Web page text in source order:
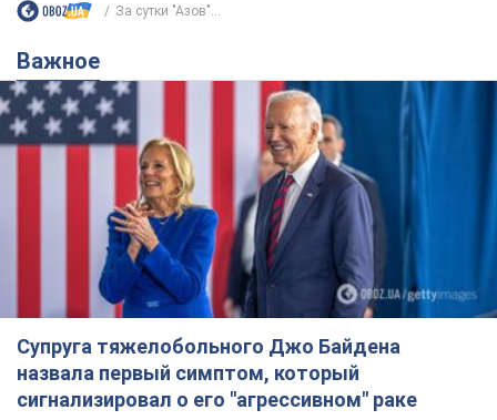
Супруга тяжелобольного Джо Байдена
назвала первый симптом, который
сигнализировал о его "агрессивном" раке
Сначала врачи не обратили на это должного внимания
16,5 т.
Отпуск Леси Никитюк в Карпатах
обернулся скандалом: почему
ведущую несправедливо захейтили
Знаменитость вышла на прямую
коммуникацию в сети и расставила все точки
над "i"
6.08.2026 17:32 13,2 т.